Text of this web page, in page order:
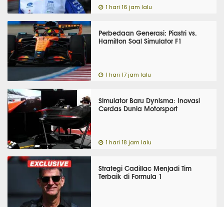
1 hari 16 jam lalu
Perbedaan Generasi: Piastri vs.
Hamilton Soal Simulator F1
1 hari 17 jam lalu
Simulator Baru Dynisma: Inovasi
Cerdas Dunia Motorsport
1 hari 18 jam lalu
Strategi Cadillac Menjadi Tim
Terbaik di Formula 1